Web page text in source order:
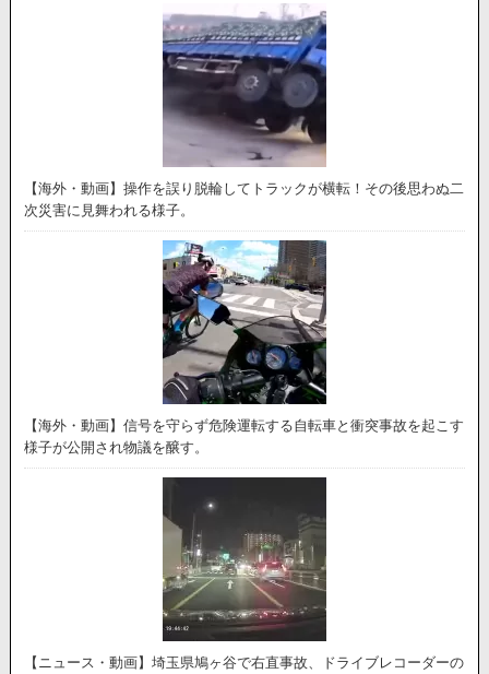
【海外・動画】操作を誤り脱輪してトラックが横転！その後思わぬ二
次災害に見舞われる様子。
【海外・動画】信号を守らず危険運転する自転車と衝突事故を起こす
様子が公開され物議を醸す。
【ニュース・動画】埼玉県鳩ヶ谷で右直事故、ドライブレコーダーの